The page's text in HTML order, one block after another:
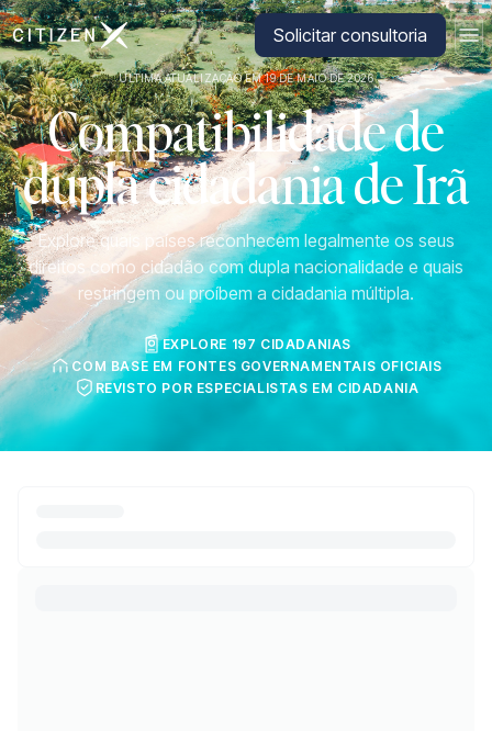
Ir para a página inicial da CitizenX Solicitar consultoria
ÚLTIMA ATUALIZAÇÃO EM 19 DE MAIO DE 2026
Compatibilidade de
dupla cidadania de Irã
Explore quais países reconhecem legalmente os seus
direitos como cidadão com dupla nacionalidade e quais
restringem ou proíbem a cidadania múltipla.
EXPLORE 197 CIDADANIAS
COM BASE EM FONTES GOVERNAMENTAIS OFICIAIS
REVISTO POR ESPECIALISTAS EM CIDADANIA